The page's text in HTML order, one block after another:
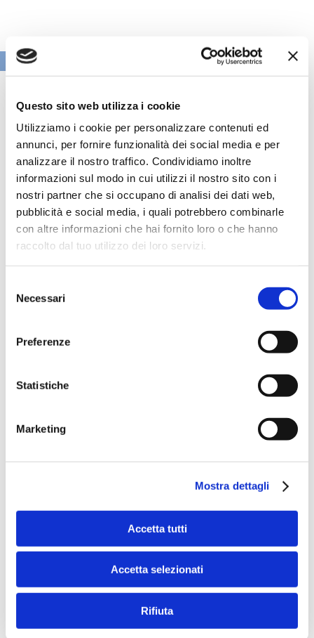
Questo sito web utilizza i cookie
Utilizziamo i cookie per personalizzare contenuti ed
annunci, per fornire funzionalità dei social media e per
analizzare il nostro traffico. Condividiamo inoltre
informazioni sul modo in cui utilizzi il nostro sito con i
nostri partner che si occupano di analisi dei dati web,
pubblicità e social media, i quali potrebbero combinarle
con altre informazioni che hai fornito loro o che hanno
raccolto dal tuo utilizzo dei loro servizi.
delNecessari
Preferenze
Statistiche
Marketing
Mostra dettagli
Accetta tutti
Accetta selezionati
Rifiuta
VAI ALLA SEZIONE BANCHE NEWS
Banche per l'inclusione
Il Salone dei Pagamenti 2025
L’appuntamento internazionale made in Italy sulle frontiere
dell’innovazione nei pagamenti